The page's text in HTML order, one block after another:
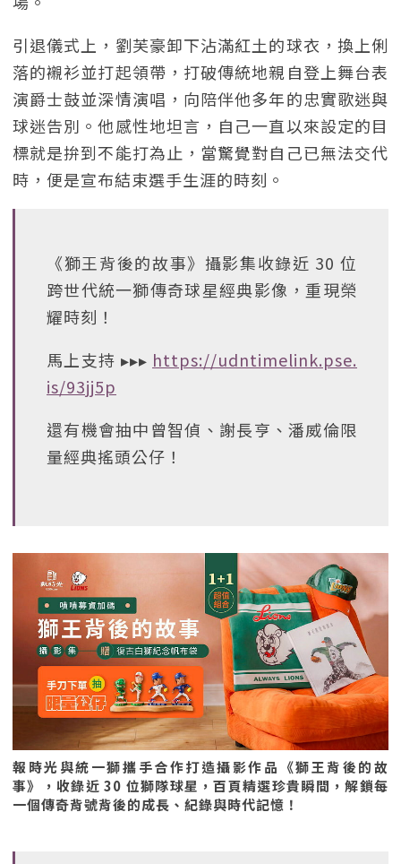
引退儀式上，劉芙豪卸下沾滿紅土的球衣，換上俐
落的襯衫並打起領帶，打破傳統地親自登上舞台表
演爵士鼓並深情演唱，向陪伴他多年的忠實歌迷與
球迷告別。他感性地坦言，自己一直以來設定的目
標就是拚到不能打為止，當驚覺對自己已無法交代
時，便是宣布結束選手生涯的時刻。
《獅王背後的故事》攝影集收錄近 30 位
跨世代統一獅傳奇球星經典影像，重現榮
耀時刻！
馬上支持 ▸▸▸ https://udntimelink.pse.
is/93jj5p
還有機會抽中曾智偵、謝長亨、潘威倫限
量經典搖頭公仔！
報時光與統一獅攜手合作打造攝影作品《獅王背後的故
事》，收錄近 30 位獅隊球星，百頁精選珍貴瞬間，解鎖每
一個傳奇背號背後的成長、紀錄與時代記憶！